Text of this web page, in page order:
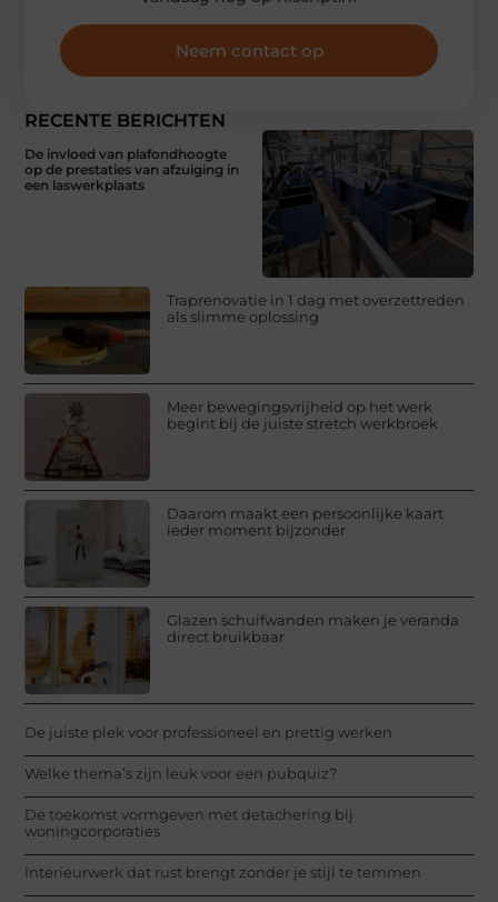
RECENTE BERICHTEN
De invloed van plafondhoogte
op de prestaties van afzuiging in
een laswerkplaats
Traprenovatie in 1 dag met overzettreden
als slimme oplossing
Meer bewegingsvrijheid op het werk
begint bij de juiste stretch werkbroek
Daarom maakt een persoonlijke kaart
ieder moment bijzonder
Glazen schuifwanden maken je veranda
direct bruikbaar
De juiste plek voor professioneel en prettig werken
Welke thema’s zijn leuk voor een pubquiz?
De toekomst vormgeven met detachering bij
woningcorporaties
Interieurwerk dat rust brengt zonder je stijl te temmen
Neem contact op